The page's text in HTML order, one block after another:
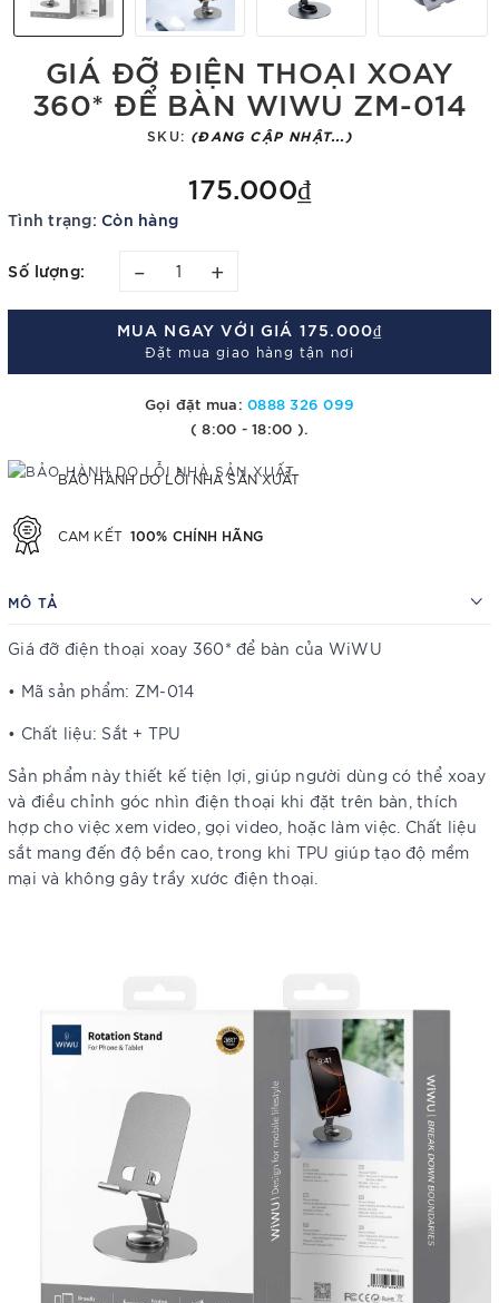
GIÁ ĐỠ ĐIỆN THOẠI XOAY
360* ĐỂ BÀN WIWU ZM-014
SKU: (ĐANG CẬP NHẬT...)
175.000₫
Tình trạng: Còn hàng
Số lượng: – +
MUA NGAY VỚI GIÁ 175.000₫
Đặt mua giao hàng tận nơi
Gọi đặt mua:0888 326 099
( 8:00 - 18:00 ).
BẢO HÀNH DO LỖI NHÀ SẢN XUẤT
CAM KẾT 100% CHÍNH HÃNG
MÔ TẢ
Giá đỡ điện thoại xoay 360* để bàn của WiWU
• Mã sản phẩm: ZM-014
• Chất liệu: Sắt + TPU
Sản phẩm này thiết kế tiện lợi, giúp người dùng có thể xoay
và điều chỉnh góc nhìn điện thoại khi đặt trên bàn, thích
hợp cho việc xem video, gọi video, hoặc làm việc. Chất liệu
sắt mang đến độ bền cao, trong khi TPU giúp tạo độ mềm
mại và không gây trầy xước điện thoại.